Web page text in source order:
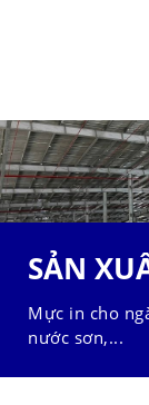
SẢN
Mực in cho
nước sơn,...